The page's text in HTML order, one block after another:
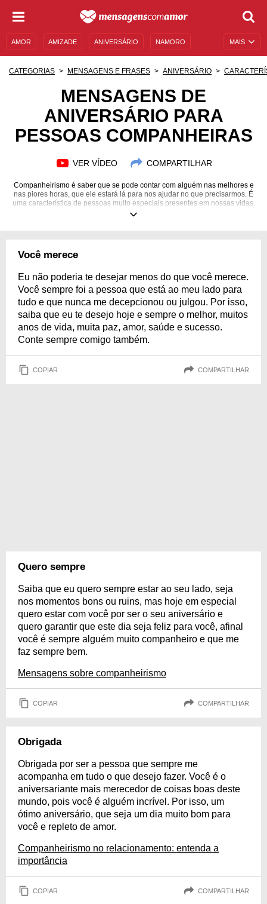
MAIS
AMOR AMIZADE ANIVERSÁRIO NAMORO
MENSAGENS E FRASES MENSAGENS DE ANIVERSÁRIO
ENTRETENIMENTO FAMOSOS BÍBLIA
CATEGORIAS MENSAGENS E FRASES ANIVERSÁRIO
MENSAGENS DE
ANIVERSÁRIO PARA
PESSOAS COMPANHEIRAS
VER VÍDEO COMPARTILHAR
Companheirismo é saber que se pode contar com alguém nas melhores e
nas piores horas, que ele estará lá para nos ajudar no que precisarmos. É
uma característica de pessoas muito especiais presentes em nossas vidas.
Agradeça com estas lindas felicitações de aniversário!
Você merece
Eu não poderia te desejar menos do que você merece.
Você sempre foi a pessoa que está ao meu lado para
tudo e que nunca me decepcionou ou julgou. Por isso,
saiba que eu te desejo hoje e sempre o melhor, muitos
anos de vida, muita paz, amor, saúde e sucesso.
Conte sempre comigo também.
COPIAR COMPARTILHAR
Quero sempre
Saiba que eu quero sempre estar ao seu lado, seja
nos momentos bons ou ruins, mas hoje em especial
quero estar com você por ser o seu aniversário e
quero garantir que este dia seja feliz para você, afinal
você é sempre alguém muito companheiro e que me
faz sempre bem.
Mensagens sobre companheirismo
COPIAR COMPARTILHAR
Obrigada
Obrigada por ser a pessoa que sempre me
acompanha em tudo o que desejo fazer. Você é o
aniversariante mais merecedor de coisas boas deste
mundo, pois você é alguém incrível. Por isso, um
ótimo aniversário, que seja um dia muito bom para
você e repleto de amor.
Companheirismo no relacionamento: entenda a
importância
COPIAR COMPARTILHAR